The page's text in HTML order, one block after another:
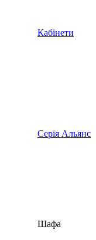
Кабінети
Серія Альянс
Шафа